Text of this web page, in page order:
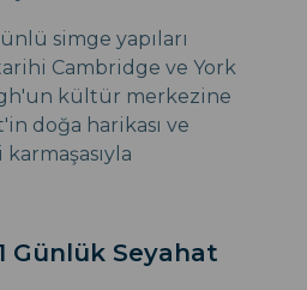
simge yapıları
Cambridge ve York
kültür merkezine
doğa harikası ve
Günlük Seyahat